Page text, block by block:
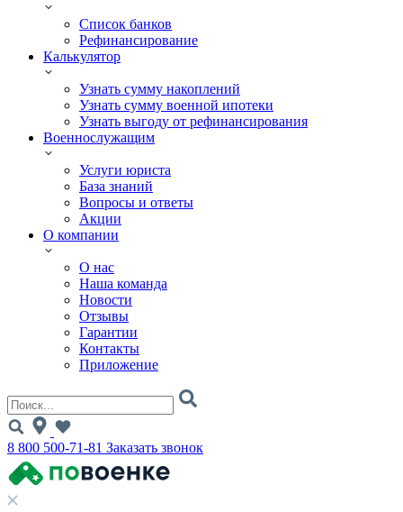
Список банков
Рефинансирование
Калькулятор
Узнать сумму накоплений
Узнать сумму военной ипотеки
Узнать выгоду от рефинансирования
Военнослужащим
Услуги юриста
База знаний
Вопросы и ответы
Акции
О компании
О нас
Наша команда
Новости
Отзывы
Гарантии
Контакты
Приложение
8 800 500-71-81 Заказать звонок